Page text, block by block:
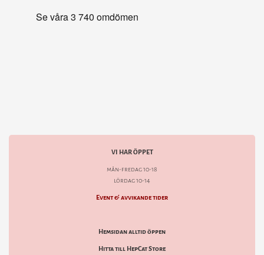
VI HAR ÖPPET
mån-fredag 10-18
lördag 10-14
Event & avvikande tider
Hemsidan alltid öppen
Hitta till HepCat Store